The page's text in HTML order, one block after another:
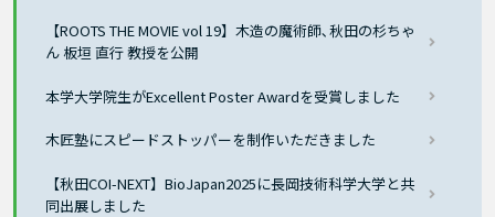
【ROOTS THE MOVIE vol 19】木造の魔術師､秋田の杉ちゃ
ん 板垣 直行 教授を公開
本学大学院生がExcellent Poster Awardを受賞しました
木匠塾にスピードストッパーを制作いただきました
【秋田COI-NEXT】BioJapan2025に長岡技術科学大学と共
同出展しました